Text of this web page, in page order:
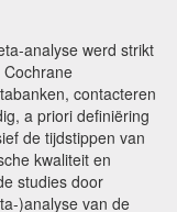
analyse werd strikt
contacteren
a priori definiëring
de tijdstippen van
kwaliteit en
studies door
)analyse van de